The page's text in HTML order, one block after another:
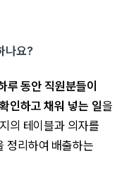
나요?
루 동안 직원분들이
인하고 채워 넣는 일을
의 테이블과 의자를
정리하여 배출하는